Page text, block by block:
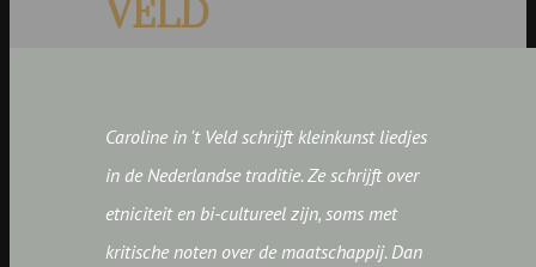
VELD
Caroline in 't Veld schrijft kleinkunst liedjes
in de Nederlandse traditie. Ze schrijft over
etniciteit en bi-cultureel zijn, soms met
kritische noten over de maatschappij. Dan